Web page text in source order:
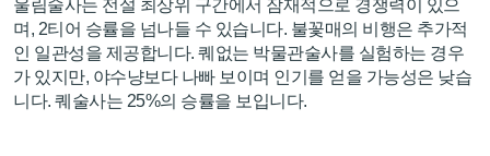
울림술사는 전설 최상위 구간에서 잠재적으로 경쟁력이 있으
며, 2티어 승률을 넘나들 수 있습니다. 불꽃매의 비행은 추가적
인 일관성을 제공합니다. 퀘없는 박물관술사를 실험하는 경우
가 있지만, 야수냥보다 나빠 보이며 인기를 얻을 가능성은 낮습
니다. 퀘술사는 25%의 승률을 보입니다.